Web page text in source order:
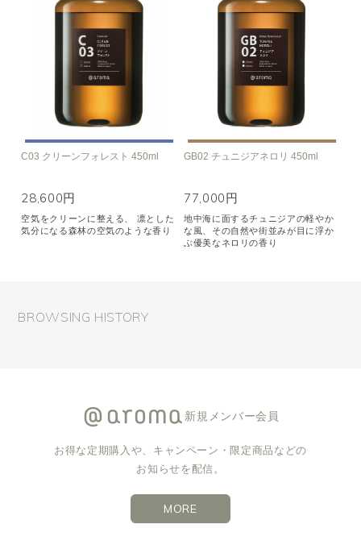
C03 クリーンフォレスト 450ml
28,600円
空気をクリーンに整える、 凛とした
気分になる森林の空気のような香り
GB02 チュニジアネロリ 450ml
77,000円
地中海に面するチュニジアの軽やか
な風、その自然や街並みが目に浮か
ぶ優美なネロリの香り
BROWSING HISTORY
新規メンバー会員
お得な定期購入や、キャンペーン・限定商品などの
お知らせを配信。
MORE